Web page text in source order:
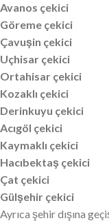
Avanos çekici
Göreme çekici
Çavuşin çekici
Uçhisar çekici
Ortahisar çekici
Kozaklı çekici
Derinkuyu çekici
Acıgöl çekici
Kaymaklı çekici
Hacıbektaş çekici
Çat çekici
Gülşehir çekici
Ayrıca şehir dışına